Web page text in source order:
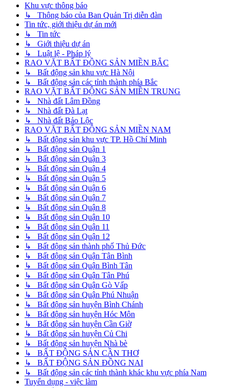
Khu vực thông báo
↳ Thông báo của Ban Quản Trị diễn đàn
Tin tức, giới thiệu dự án mới
↳ Tin tức
↳ Giới thiệu dự án
↳ Luật lệ - Pháp lý
RAO VẶT BẤT ĐỘNG SẢN MIỀN BẮC
↳ Bất động sản khu vực Hà Nội
↳ Bất động sản các tỉnh thành phía Bắc
RAO VẶT BẤT ĐỘNG SẢN MIỀN TRUNG
↳ Nhà đất Lâm Đồng
↳ Nhà đất Đà Lạt
↳ Nhà đất Bảo Lộc
RAO VẶT BẤT ĐỘNG SẢN MIỀN NAM
↳ Bất động sản khu vực TP. Hồ Chí Minh
↳ Bất động sản Quận 1
↳ Bất động sản Quận 3
↳ Bất động sản Quận 4
↳ Bất động sản Quận 5
↳ Bất động sản Quận 6
↳ Bất động sản Quận 7
↳ Bất động sản Quận 8
↳ Bất động sản Quận 10
↳ Bất động sản Quận 11
↳ Bất động sản Quận 12
↳ Bất động sản thành phố Thủ Đức
↳ Bất động sản Quận Tân Bình
↳ Bất động sản Quận Bình Tân
↳ Bất động sản Quận Tân Phú
↳ Bất động sản Quận Gò Vấp
↳ Bất động sản Quận Phú Nhuận
↳ Bất động sản huyện Bình Chánh
↳ Bất động sản huyện Hóc Môn
↳ Bất động sản huyện Cần Giờ
↳ Bất động sản huyện Củ Chi
↳ Bất động sản huyện Nhà bè
↳ BẤT ĐỘNG SẢN CẦN THƠ
↳ BẤT ĐỘNG SẢN ĐỒNG NAI
↳ Bất động sản các tỉnh thành khác khu vực phía Nam
Tuyển dụng - việc làm